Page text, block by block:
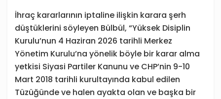
İhraç kararlarının iptaline ilişkin karara şerh
düştüklerini söyleyen Bülbül, “Yüksek Disiplin
Kurulu’nun 4 Haziran 2026 tarihli Merkez
Yönetim Kurulu’na yönelik böyle bir karar alma
yetkisi Siyasi Partiler Kanunu ve CHP’nin 9-10
Mart 2018 tarihli kurultayında kabul edilen
Tüzüğünde ve halen ayakta olan ve başka bir